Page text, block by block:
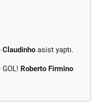
Claudinho asist yaptı.
GOL! Roberto Firmino